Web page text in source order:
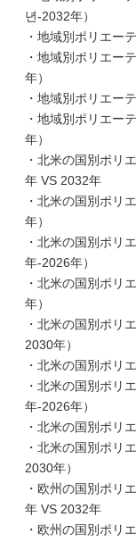
년-2032年）
・地域別ポリエー
・地域別ポリエー
年）
・地域別ポリエー
・地域別ポリエー
年）
・北米の国別ポリ
年 VS 2032年
・北米の国別ポリ
年）
・北米の国別ポリ
年-2026年）
・北米の国別ポリ
年）
・北米の国別ポリ
2030年）
・北米の国別ポリ
・北米の国別ポリ
年-2026年）
・北米の国別ポリ
・北米の国別ポリ
2030年）
・欧州の国別ポリ
年 VS 2032年
・欧州の国別ポリ